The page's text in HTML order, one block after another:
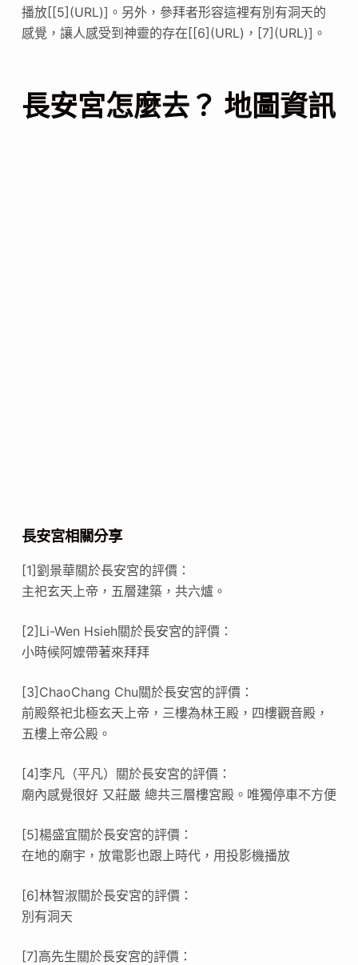
播放[[5](URL)]。另外，參拜者形容這裡有別有洞天的
感覺，讓人感受到神靈的存在[[6](URL)，[7](URL)]。
長安宮怎麼去？ 地圖資訊
長安宮相關分享
[1]劉景華關於長安宮的評價：
主祀玄天上帝，五層建築，共六爐。
[2]Li-Wen Hsieh關於長安宮的評價：
小時候阿嬤帶著來拜拜
[3]ChaoChang Chu關於長安宮的評價：
前殿祭祀北極玄天上帝，三樓為林王殿，四樓觀音殿，
五樓上帝公殿。
[4]李凡（平凡）關於長安宮的評價：
廟內感覺很好 又莊嚴 總共三層樓宮殿。唯獨停車不方便
[5]楊盛宜關於長安宮的評價：
在地的廟宇，放電影也跟上時代，用投影機播放
[6]林智淑關於長安宮的評價：
別有洞天
[7]高先生關於長安宮的評價：